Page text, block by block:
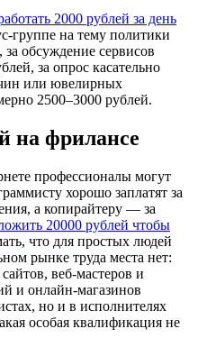
2000 рублей за день
группе на тему политики
за обсуждение сервисов
за опрос касательно
или ювелирных
2500–3000 рублей.
на фрилансе
профессионалы могут
хорошо заплатят за
а копирайтеру — за
20000 рублей чтобы
что для простых людей
рынке труда места нет:
веб-мастеров и
и онлайн-магазинов
но и в исполнителях
особая квалификация не